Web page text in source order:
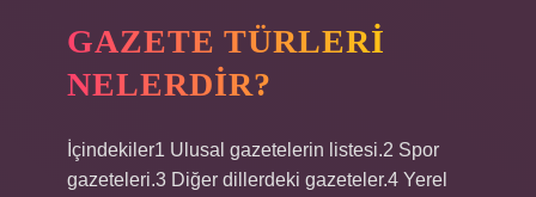
GAZETE TÜRLERI
NELERDIR?
İçindekiler1 Ulusal gazetelerin listesi.2 Spor
gazeteleri.3 Diğer dillerdeki gazeteler.4 Yerel